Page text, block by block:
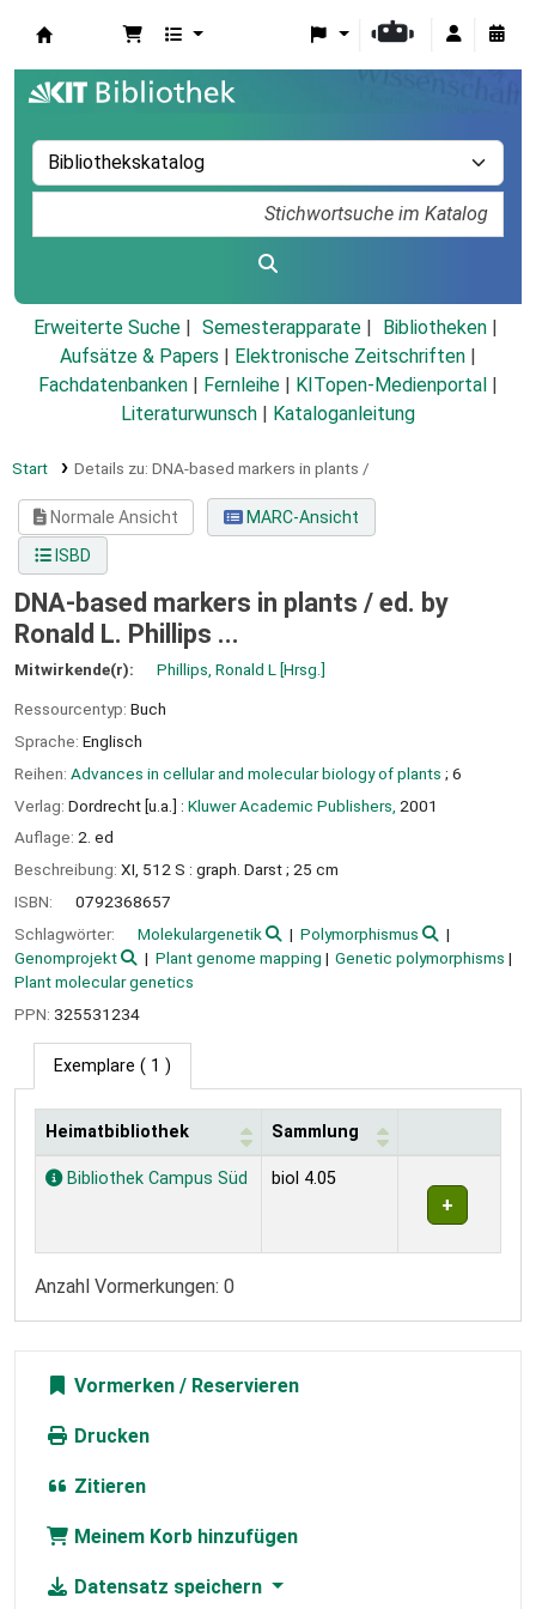
Erweiterte Suche Semesterapparate
Bibliotheken
Aufsätze & Papers
Elektronische Zeitschriften
Fachdatenbanken
Fernleihe KITopen-Medienportal
Literaturwunsch
Kataloganleitung
Start Details zu: DNA-based markers in plants /
Normale Ansicht
MARC-Ansicht
ISBD
DNA-based markers in plants / ed. by
Ronald L. Phillips ...
Mitwirkende(r): Phillips, Ronald L [Hrsg.]
Ressourcentyp: Buch
Sprache: Englisch
Reihen: Advances in cellular and molecular biology of plants ; 6
Verlag: Dordrecht [u.a.] : Kluwer Academic Publishers, 2001
Auflage: 2. ed
Beschreibung: XI, 512 S : graph. Darst ; 25 cm
ISBN:
0792368657
Schlagwörter:
Molekulargenetik
Polymorphismus
Genomprojekt
Plant genome mapping
Genetic polymorphisms
Plant molecular genetics
PPN: 325531234
Exemplare ( 1 )
Exemplare
Heimatbibliothek Sammlung
Bibliothek Campus Süd biol 4.05
Anzahl Vormerkungen: 0
Vormerken
Drucken
Zitieren
Meinem Korb hinzufügen
Datensatz speichern